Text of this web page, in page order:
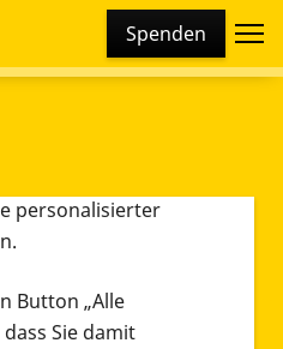
Spenden
Cookies und
Cookies und
personalisierter
Button „Alle
Sie damit